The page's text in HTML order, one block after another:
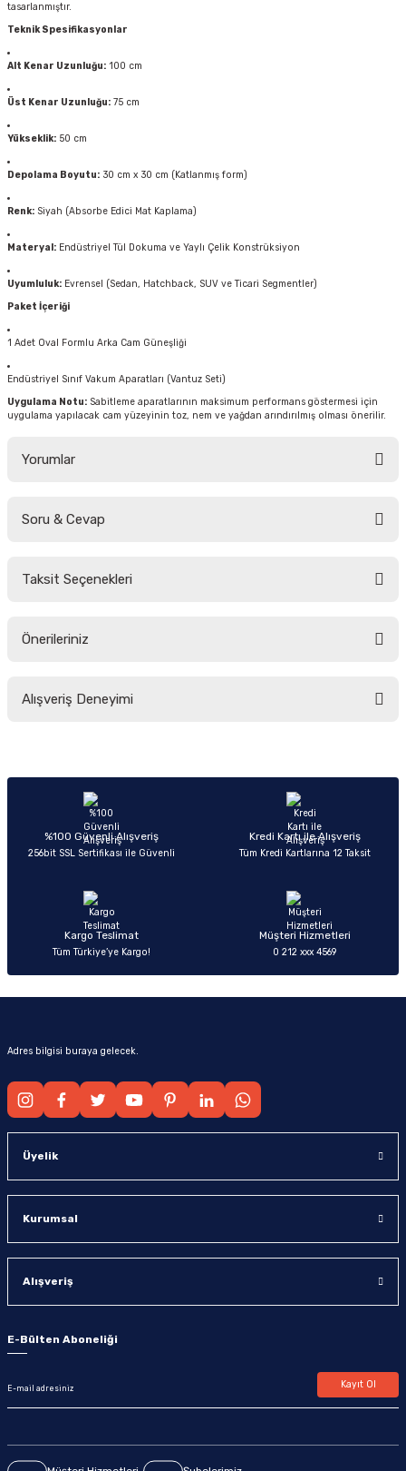
tasarlanmıştır.
Teknik Spesifikasyonlar
Alt Kenar Uzunluğu: 100 cm
Üst Kenar Uzunluğu: 75 cm
Yükseklik: 50 cm
Depolama Boyutu: 30 cm x 30 cm (Katlanmış form)
Renk: Siyah (Absorbe Edici Mat Kaplama)
Materyal: Endüstriyel Tül Dokuma ve Yaylı Çelik Konstrüksiyon
Uyumluluk: Evrensel (Sedan, Hatchback, SUV ve Ticari Segmentler)
Paket İçeriği
1 Adet Oval Formlu Arka Cam Güneşliği
Endüstriyel Sınıf Vakum Aparatları (Vantuz Seti)
Uygulama Notu: Sabitleme aparatlarının maksimum performans göstermesi için
uygulama yapılacak cam yüzeyinin toz, nem ve yağdan arındırılmış olması önerilir.
Yorumlar
Soru & Cevap
Taksit Seçenekleri
Önerileriniz
yetersiz gördüğünüz noktaları öneri formunu kullanarak tarafımıza
Ürün açıklamasında eksik bilgiler bulunuyor.
Ürün bilgilerinde hatalar bulunuyor.
Ürün fiyatı diğer sitelerden daha pahalı.
Alışveriş Deneyimi
Sitemize ilk yorumu siz yapın!
%100 Güvenli Alışveriş
256bit SSL Sertifikası ile Güvenli
Kredi Kartı ile Alışveriş
Tüm Kredi Kartlarına 12 Taksit
Kargo Teslimat
Tüm Türkiye’ye Kargo!
Müşteri Hizmetleri
0 212 xxx 4569
Adres bilgisi buraya gelecek.
Üyelik
Kurumsal
Alışveriş
E-Bülten Aboneliği
Kayıt Ol